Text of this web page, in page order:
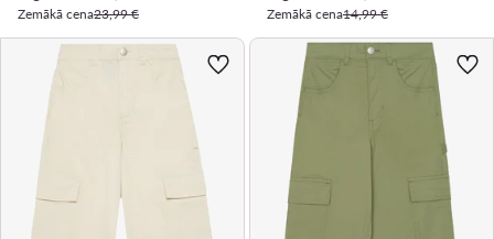
Zemākā cena23,99 €
Zemākā cena14,99 €